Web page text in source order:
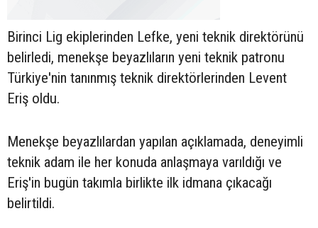
Birinci Lig ekiplerinden Lefke, yeni teknik direktörünü
belirledi, menekşe beyazlıların yeni teknik patronu
Türkiye'nin tanınmış teknik direktörlerinden Levent
Eriş oldu.
Menekşe beyazlılardan yapılan açıklamada, deneyimli
teknik adam ile her konuda anlaşmaya varıldığı ve
Eriş'in bugün takımla birlikte ilk idmana çıkacağı
belirtildi.